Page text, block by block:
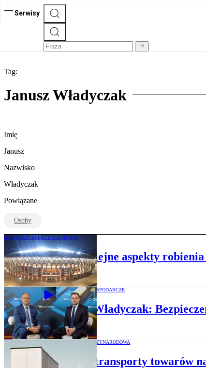
Serwisy
Tag:
Janusz Władyczak
Imię
Janusz
Nazwisko
Władyczak
Powiązane
Osoby
EKSPANSJA MIĘDZYNARODOWA
Świat analizuje kolejne aspekty
WYDARZENIA GOSPODARCZE
Janusz Władyczak:
EKSPANSJA MIĘDZYNARODOWA
Polskie transporty towarów